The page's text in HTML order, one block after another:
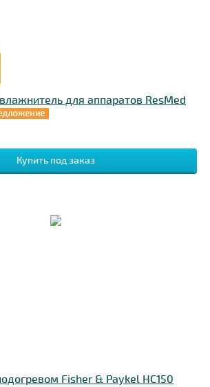
для аппаратов ResMed
Fisher & Paykel HC150